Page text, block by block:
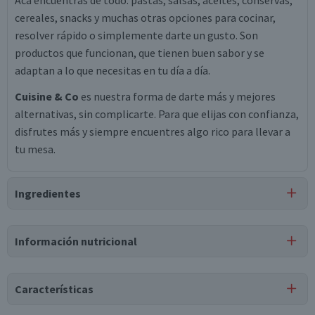
cereales, snacks y muchas otras opciones para cocinar,
resolver rápido o simplemente darte un gusto. Son
productos que funcionan, que tienen buen sabor y se
adaptan a lo que necesitas en tu día a día.
Cuisine & Co es nuestra forma de darte más y mejores
alternativas, sin complicarte. Para que elijas con confianza,
disfrutes más y siempre encuentres algo rico para llevar a
tu mesa.
Ingredientes
Puede contener
Información nutricional
Tabla nutricional
Características